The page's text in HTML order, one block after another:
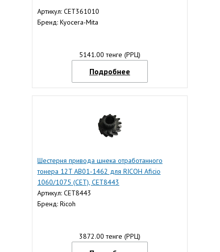
Артикул: CET361010
Бренд: Kyocera-Mita
5141.00 тенге (РРЦ)
Подробнее
Шестерня привода шнека отработанного
тонера 12T AB01-1462 для RICOH Aficio
1060/1075 (CET), CET8443
Артикул: CET8443
Бренд: Ricoh
3872.00 тенге (РРЦ)